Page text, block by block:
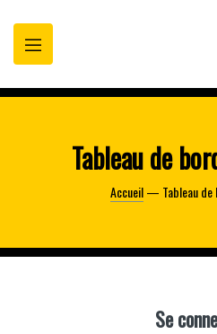
Tableau de
Accueil— Tableau de
Se